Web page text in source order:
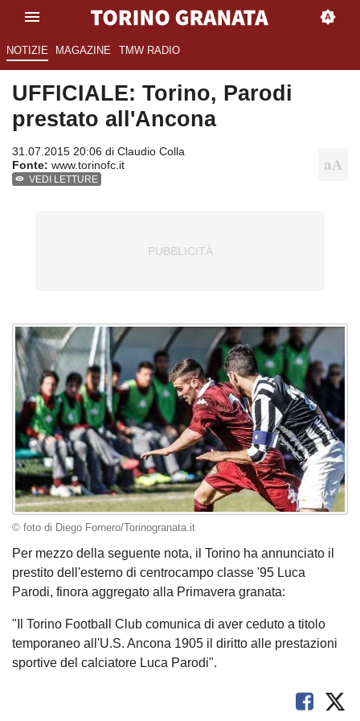
NOTIZIE MAGAZINE TMW RADIO
UFFICIALE: Torino, Parodi
prestato all'Ancona
31.07.2015 20:06 di Claudio Colla
Fonte: www.torinofc.it
VEDI LETTURE
© foto di Diego Fornero/Torinogranata.it
Per mezzo della seguente nota, il Torino ha annunciato il
prestito dell'esterno di centrocampo classe '95 Luca
Parodi, finora aggregato alla Primavera granata:
"Il Torino Football Club comunica di aver ceduto a titolo
temporaneo all'U.S. Ancona 1905 il diritto alle prestazioni
sportive del calciatore Luca Parodi".